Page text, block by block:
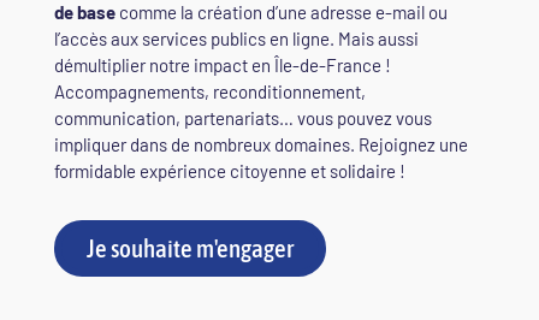
de basecomme la création d’une adresse e-mail ou
l’accès aux services publics en ligne. Mais aussi
démultiplier notre impact en Île-de-France !
Accompagnements, reconditionnement,
communication, partenariats… vous pouvez vous
impliquer dans de nombreux domaines. Rejoignez une
formidable expérience citoyenne et solidaire !
Je souhaite m'engager